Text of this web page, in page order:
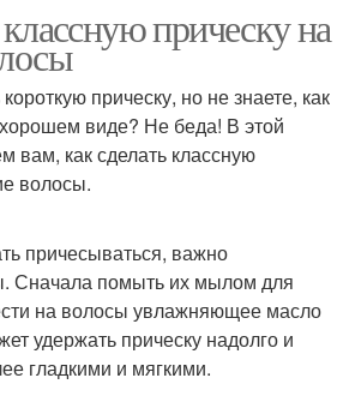
прическу на
прическу, но не знаете, как
виде? Не беда! В этой
вам, как сделать классную
волосы.
причесываться, важно
Сначала помыть их мылом для
на волосы увлажняющее масло
удержать прическу надолго и
гладкими и мягкими.